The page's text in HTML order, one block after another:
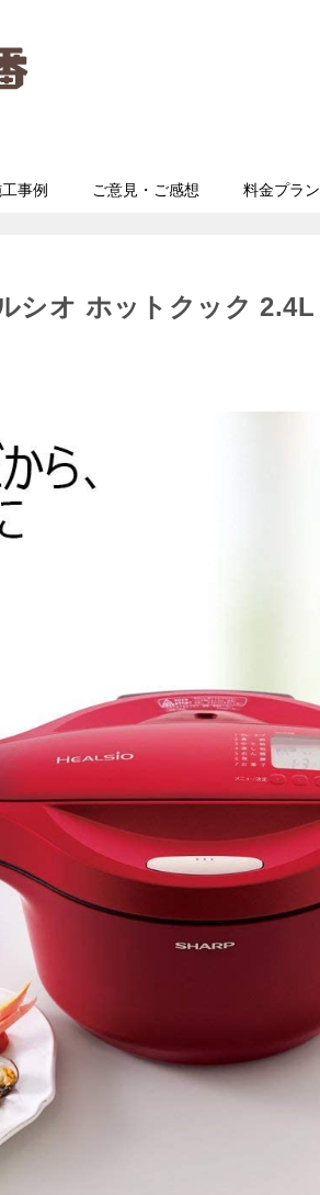
事例 ご意見・ご感想 料金プラン
シオ ホットクック 2.4L